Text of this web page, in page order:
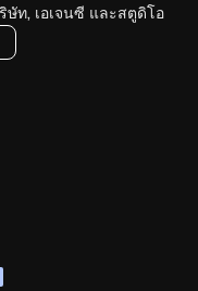
ษัท, เอเจนซี และสตูดิโอ